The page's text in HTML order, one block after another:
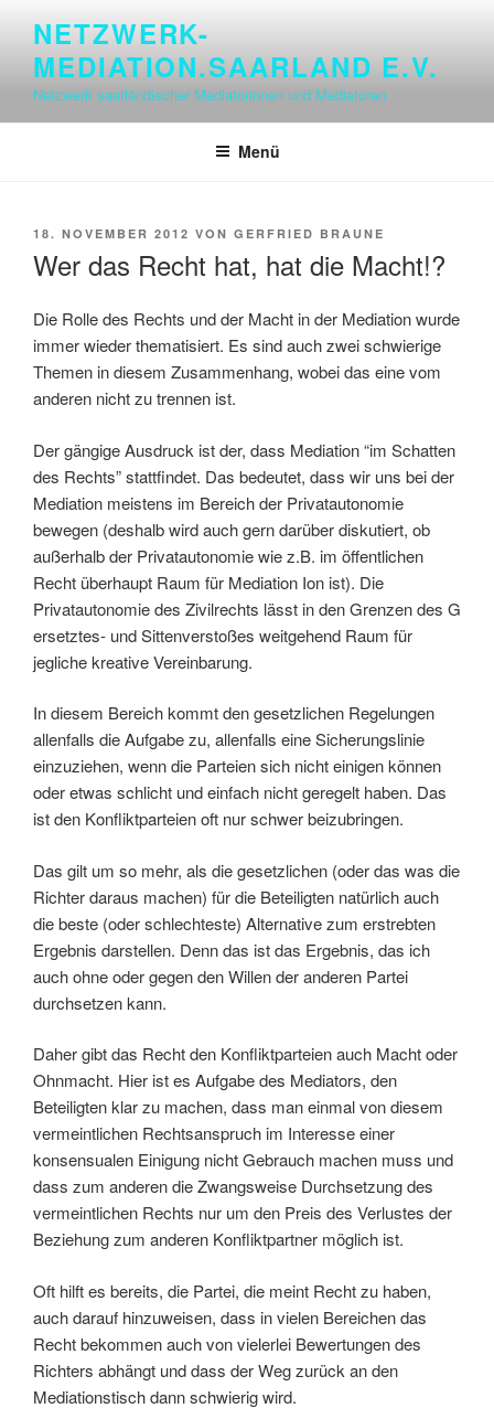
springen
NETZWERK-
MEDIATION.SAARLAND E.V.
Netzwerk saarländischer Mediatorinnen und Mediatoren
Menü
VERÖFFENTLICHT
18. NOVEMBER 2012 VON GERFRIED BRAUNE
Wer das Recht hat, hat die Macht!?
Die Rolle des Rechts und der Macht in der Mediation wurde
immer wieder thematisiert. Es sind auch zwei schwierige
Themen in diesem Zusammenhang, wobei das eine vom
anderen nicht zu trennen ist.
Der gängige Ausdruck ist der, dass Mediation “im Schatten
des Rechts” stattfindet. Das bedeutet, dass wir uns bei der
Mediation meistens im Bereich der Privatautonomie
bewegen (deshalb wird auch gern darüber diskutiert, ob
außerhalb der Privatautonomie wie z.B. im öffentlichen
Recht überhaupt Raum für Mediation Ion ist). Die
Privatautonomie des Zivilrechts lässt in den Grenzen des G
ersetztes- und Sittenverstoßes weitgehend Raum für
jegliche kreative Vereinbarung.
In diesem Bereich kommt den gesetzlichen Regelungen
allenfalls die Aufgabe zu, allenfalls eine Sicherungslinie
einzuziehen, wenn die Parteien sich nicht einigen können
oder etwas schlicht und einfach nicht geregelt haben. Das
ist den Konfliktparteien oft nur schwer beizubringen.
Das gilt um so mehr, als die gesetzlichen (oder das was die
Richter daraus machen) für die Beteiligten natürlich auch
die beste (oder schlechteste) Alternative zum erstrebten
Ergebnis darstellen. Denn das ist das Ergebnis, das ich
auch ohne oder gegen den Willen der anderen Partei
durchsetzen kann.
Daher gibt das Recht den Konfliktparteien auch Macht oder
Ohnmacht. Hier ist es Aufgabe des Mediators, den
Beteiligten klar zu machen, dass man einmal von diesem
vermeintlichen Rechtsanspruch im Interesse einer
konsensualen Einigung nicht Gebrauch machen muss und
dass zum anderen die Zwangsweise Durchsetzung des
vermeintlichen Rechts nur um den Preis des Verlustes der
Beziehung zum anderen Konfliktpartner möglich ist.
Oft hilft es bereits, die Partei, die meint Recht zu haben,
auch darauf hinzuweisen, dass in vielen Bereichen das
Recht bekommen auch von vielerlei Bewertungen des
Richters abhängt und dass der Weg zurück an den
Mediationstisch dann schwierig wird.